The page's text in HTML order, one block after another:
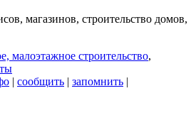
магазинов, строительство домов,
малоэтажное строительство,
| сообщить | запомнить |